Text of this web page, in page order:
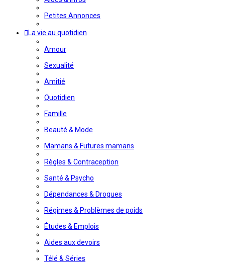
Petites Annonces
La vie au quotidien
Amour
Sexualité
Amitié
Quotidien
Famille
Beauté & Mode
Mamans & Futures mamans
Règles & Contraception
Santé & Psycho
Dépendances & Drogues
Régimes & Problèmes de poids
Études & Emplois
Aides aux devoirs
Télé & Séries